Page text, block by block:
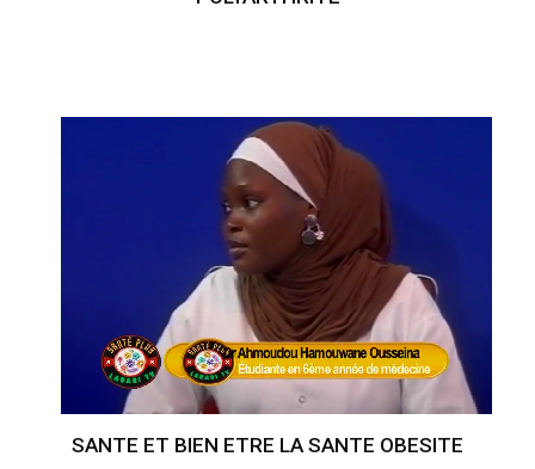
SANTE ET BIEN ETRE LA SANTE OBESITE